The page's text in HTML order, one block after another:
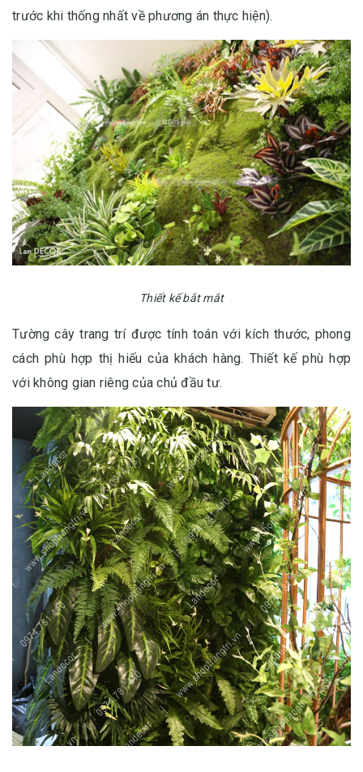
trước khi thống nhất về phương án thực hiện).
Thiết kế bắt mắt
Tường cây trang trí được tính toán với kích thước, phong
cách phù hợp thị hiếu của khách hàng. Thiết kế phù hợp
với không gian riêng của chủ đầu tư.